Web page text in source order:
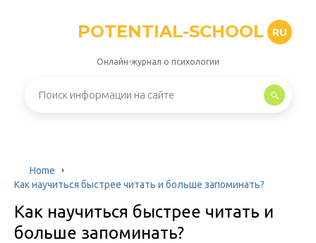
POTENTIAL-SCHOOL RU
Онлайн-журнал о психологии
Home
Как научиться быстрее читать и больше запоминать?
Как научиться быстрее читать и
больше запоминать?